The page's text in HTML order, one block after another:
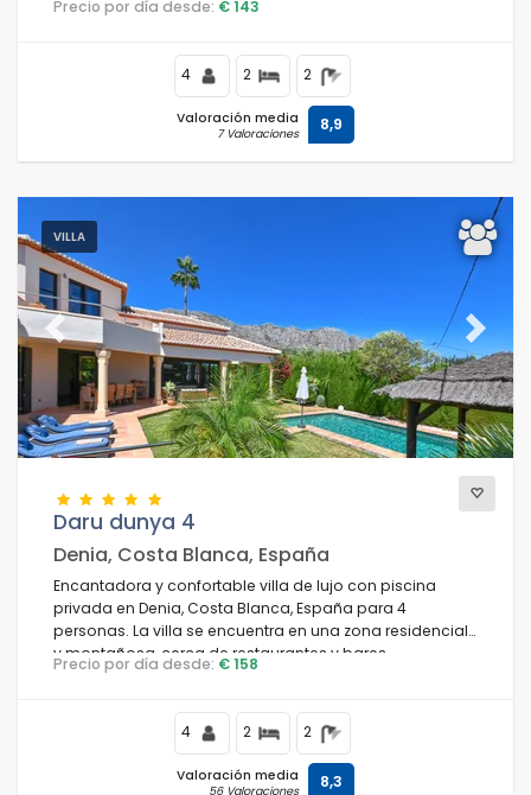
Marineta Casiana.
Precio por día desde: € 143
4 2 2
Valoración media
7 Valoraciones 8,9
VILLA
Previous Next
Daru dunya 4
Denia, Costa Blanca, España
Encantadora y confortable villa de lujo con piscina
privada en Denia, Costa Blanca, España para 4
personas. La villa se encuentra en una zona residencial
y montañosa, cerca de restaurantes y bares.
Precio por día desde: € 158
4 2 2
Valoración media
56 Valoraciones 8,3